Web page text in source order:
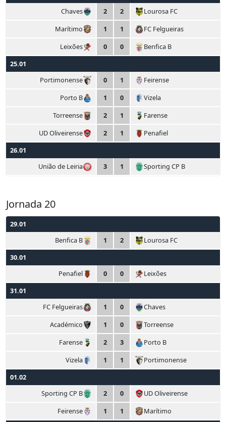
Chaves
2 2
Lourosa FC
Marítimo
1 1
FC Felgueiras
Leixões
0 0
Benfica B
25.01
Portimonense
0 1
Feirense
Porto B
1 0
Vizela
Torreense
2 1
Farense
UD Oliveirense
2 1
Penafiel
26.01
União de Leiria
3 1 Sporting CP B
Jornada 20
29.01
Benfica B
1 2
Lourosa FC
30.01
Penafiel
0 0
Leixões
31.01
FC Felgueiras
1 0
Chaves
Académico
1 0
Torreense
Farense
2 3
Porto B
Vizela
1 1
Portimonense
01.02
Sporting CP B
2 0
UD Oliveirense
Feirense
1 1 Marítimo